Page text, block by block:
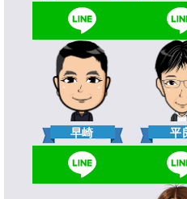
早崎 平